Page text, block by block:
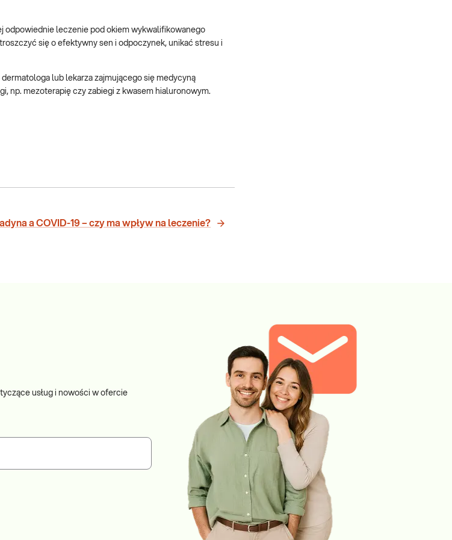
odpowiednie leczenie pod okiem wykwalifikowanego
się o efektywny sen i odpoczynek, unikać stresu i
lub lekarza zajmującego się medycyną
np. mezoterapię czy zabiegi z kwasem hialuronowym.
a COVID-19 – czy ma wpływ na leczenie?
usług i nowości w ofercie